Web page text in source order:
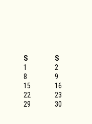
S
S
1
2
8
9
15
16
22
23
29
30